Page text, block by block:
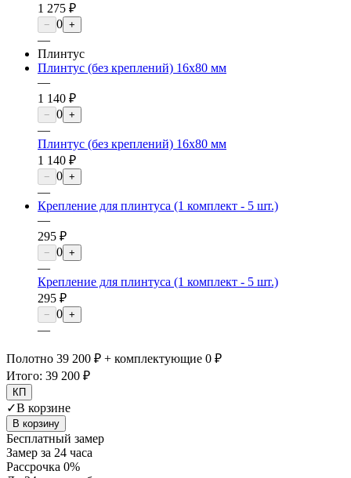
1 275 ₽
− 0 +
—
Плинтус
Плинтус (без креплений) 16х80 мм
—
1 140 ₽
− 0 +
—
Плинтус (без креплений) 16х80 мм
1 140 ₽
− 0 +
—
Крепление для плинтуса (1 комплект - 5 шт.)
—
295 ₽
− 0 +
—
Крепление для плинтуса (1 комплект - 5 шт.)
295 ₽
− 0 +
—
Полотно 39 200 ₽ + комплектующие 0 ₽
Итого: 39 200 ₽
КП
✓В корзине
В корзину
Бесплатный замер
Замер за 24 часа
Рассрочка 0%